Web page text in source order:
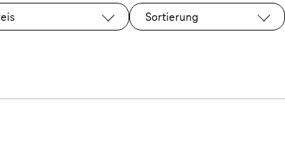
Sortierung